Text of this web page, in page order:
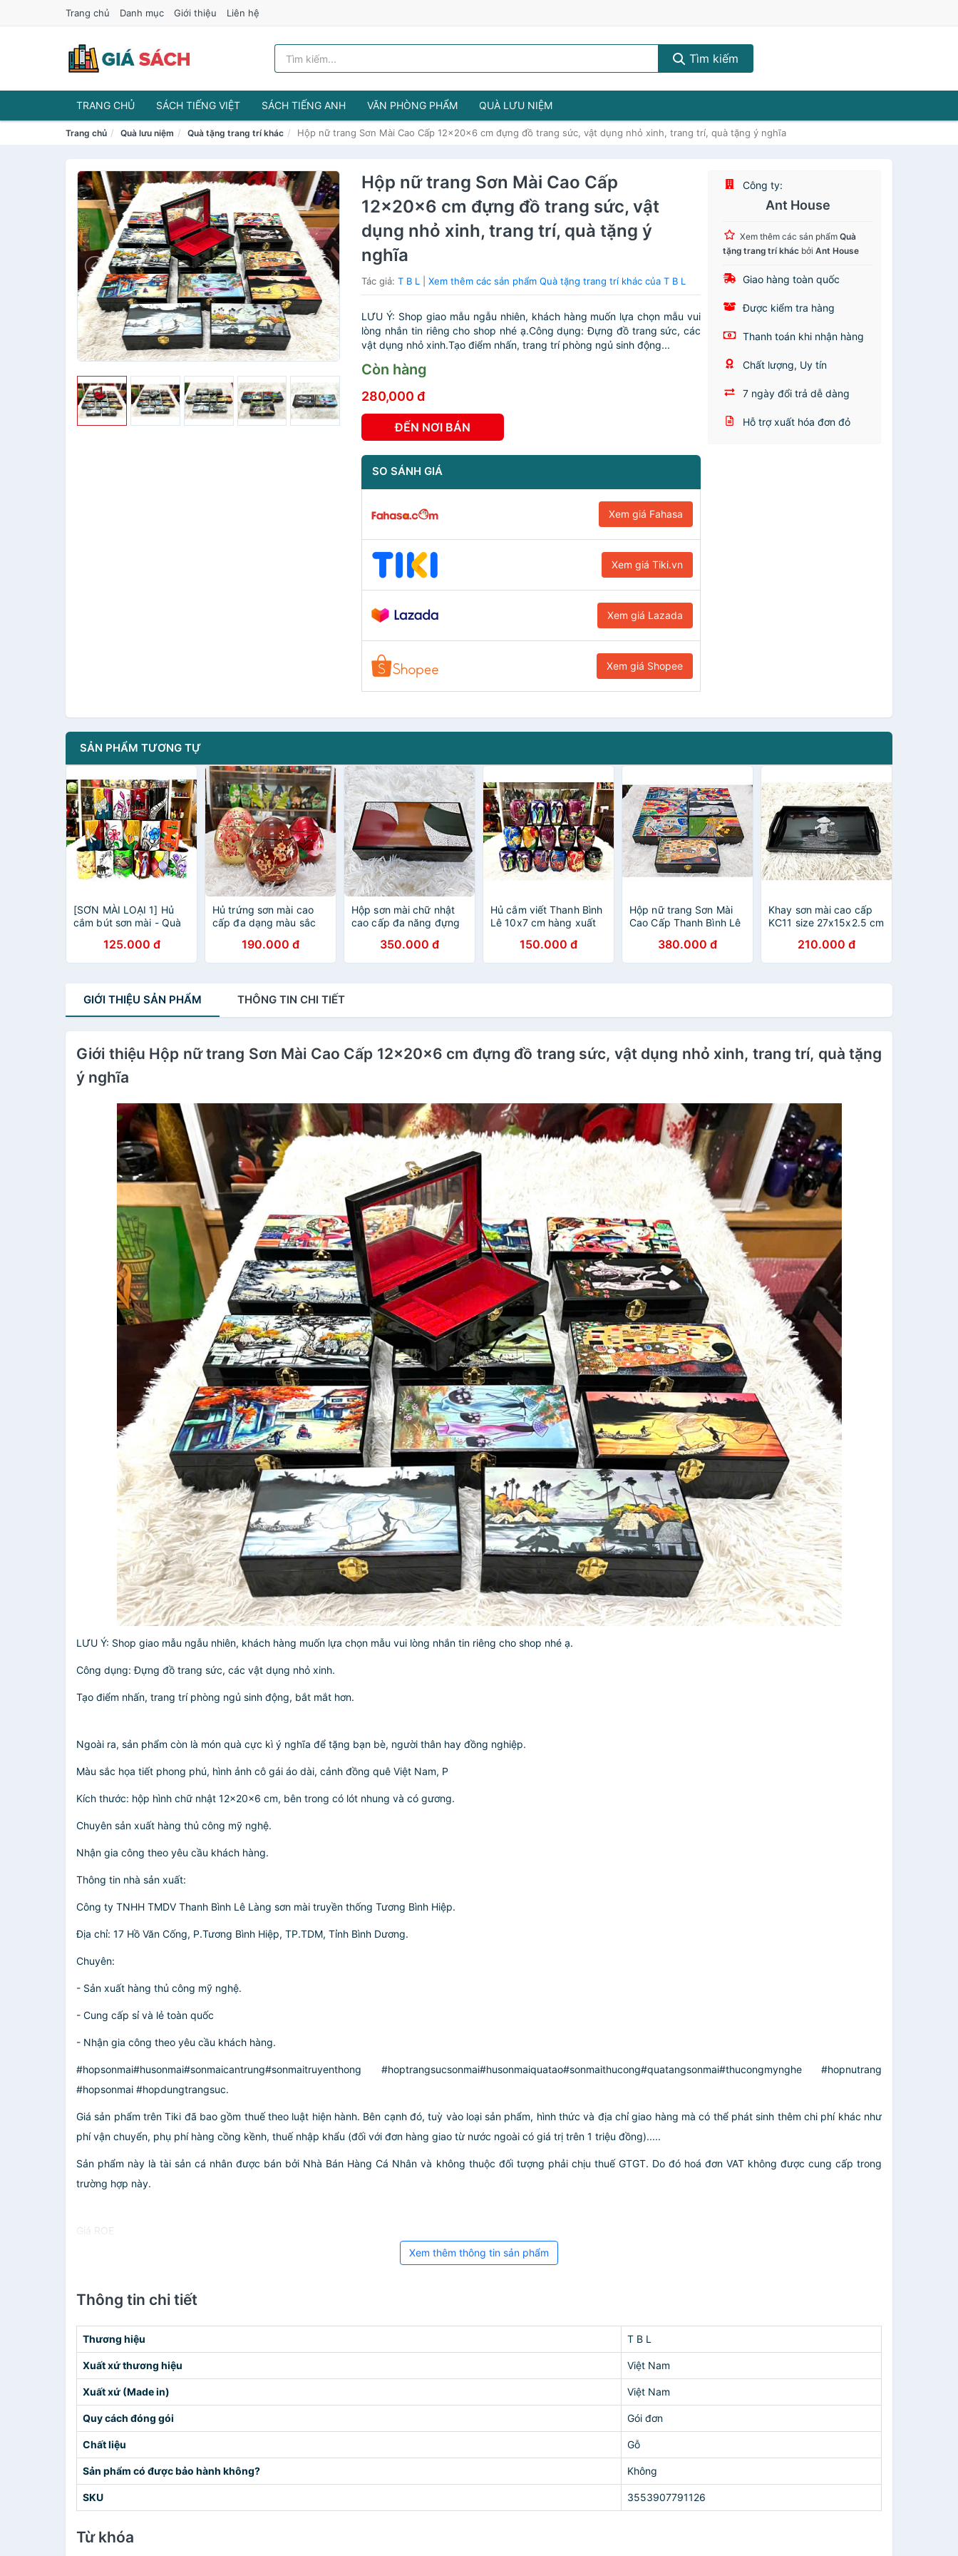
Trang chủ Danh mục Giới thiệu Liên hệ
Tìm kiếm
TRANG CHỦ SÁCH TIẾNG VIỆT SÁCH TIẾNG ANH VĂN PHÒNG PHẨM QUÀ LƯU NIỆM
Trang chủ Quà lưu niệm Quà tặng trang trí khác Hộp nữ trang Sơn Mài Cao Cấp 12x20x6 cm đựng đồ trang sức, vật dụng nhỏ xinh, trang trí, quà tặng ý nghĩa
Hộp nữ trang Sơn Mài Cao Cấp
12x20x6 cm đựng đồ trang sức, vật
dụng nhỏ xinh, trang trí, quà tặng ý
nghĩa
Tác giả:T B L |Xem thêm các sản phẩm Quà tặng trang trí khác của T B L
LƯU Ý: Shop giao mẫu ngẫu nhiên, khách hàng muốn lựa chọn mẫu vui
lòng nhắn tin riêng cho shop nhé ạ.Công dụng: Đựng đồ trang sức, các
vật dụng nhỏ xinh.Tạo điểm nhấn, trang trí phòng ngủ sinh động...
Còn hàng
280,000 đ
ĐẾN NƠI BÁN
SO SÁNH GIÁ
Xem giá Fahasa
Xem giá Tiki.vn
Xem giá Lazada
Xem giá Shopee
Công ty:
Ant House
Xem thêm các sản phẩmQuà
tặng trang trí khác bởiAnt House
Giao hàng toàn quốc
Được kiểm tra hàng
Thanh toán khi nhận hàng
Chất lượng, Uy tín
7 ngày đổi trả dễ dàng
Hỗ trợ xuất hóa đơn đỏ
SẢN PHẨM TƯƠNG TỰ
[SƠN MÀI LOẠI 1] Hủ
cắm bút sơn mài - Quà
Trang trí Decor size
11x7 cm
125.000 đ
Hủ trứng sơn mài cao
cấp đa dạng màu sắc
nhỏ, bánh kẹo, làm quà
tặng
190.000 đ
Hộp sơn mài chữ nhật
cao cấp đa năng đựng
trong nhà, làm quà tặng
ý nghĩa
350.000 đ
Hủ cắm viết Thanh Bình
Lê 10x7 cm hàng xuất
150.000 đ
Hộp nữ trang Sơn Mài
Cao Cấp Thanh Bình Lê
đồ trang sức, vật dụng
nhỏ xinh, trang trí, làm
380.000 đ
Khay sơn mài cao cấp
KC11 size 27x15x2.5 cm
quà tặng ý nghĩa
210.000 đ
GIỚI THIỆU SẢN PHẨM THÔNG TIN CHI TIẾT
Giới thiệu Hộp nữ trang Sơn Mài Cao Cấp 12x20x6 cm đựng đồ trang sức, vật dụng nhỏ xinh, trang trí, quà tặng
ý nghĩa
LƯU Ý: Shop giao mẫu ngẫu nhiên, khách hàng muốn lựa chọn mẫu vui lòng nhắn tin riêng cho shop nhé ạ.
Công dụng: Đựng đồ trang sức, các vật dụng nhỏ xinh.
Tạo điểm nhấn, trang trí phòng ngủ sinh động, bắt mắt hơn.
Ngoài ra, sản phẩm còn là món quà cực kì ý nghĩa để tặng bạn bè, người thân hay đồng nghiệp.
Màu sắc họa tiết phong phú, hình ảnh cô gái áo dài, cảnh đồng quê Việt Nam, P
Kích thước: hộp hình chữ nhật 12x20x6 cm, bên trong có lót nhung và có gương.
Chuyên sản xuất hàng thủ công mỹ nghệ.
Nhận gia công theo yêu cầu khách hàng.
Thông tin nhà sản xuất:
Công ty TNHH TMDV Thanh Bình Lê Làng sơn mài truyền thống Tương Bình Hiệp.
Địa chỉ: 17 Hồ Văn Cống, P.Tương Bình Hiệp, TP.TDM, Tỉnh Bình Dương.
Chuyên:
- Sản xuất hàng thủ công mỹ nghệ.
- Cung cấp sỉ và lẻ toàn quốc
- Nhận gia công theo yêu cầu khách hàng.
#hopsonmai#husonmai#sonmaicantrung#sonmaitruyenthong #hoptrangsucsonmai#husonmaiquatao#sonmaithucong#quatangsonmai#thucongmynghe #hopnutrang
#hopsonmai #hopdungtrangsuc.
Giá sản phẩm trên Tiki đã bao gồm thuế theo luật hiện hành. Bên cạnh đó, tuỳ vào loại sản phẩm, hình thức và địa chỉ giao hàng mà có thể phát sinh thêm chi phí khác như
phí vận chuyển, phụ phí hàng cồng kềnh, thuế nhập khẩu (đối với đơn hàng giao từ nước ngoài có giá trị trên 1 triệu đồng).....
Sản phẩm này là tài sản cá nhân được bán bởi Nhà Bán Hàng Cá Nhân và không thuộc đối tượng phải chịu thuế GTGT. Do đó hoá đơn VAT không được cung cấp trong
trường hợp này.
Giá ROE
Xem thêm thông tin sản phẩm
Thông tin chi tiết
Thương hiệu T B L
Xuất xứ thương hiệu Việt Nam
Xuất xứ (Made in) Việt Nam
Quy cách đóng gói Gói đơn
Chất liệu Gỗ
Sản phẩm có được bảo hành không? Không
SKU 3553907791126
Từ khóa